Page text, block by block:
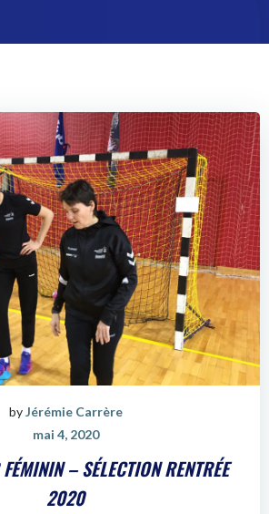
byJérémie Carrère
mai 4, 2020
– SÉLECTION RENTRÉE
2020